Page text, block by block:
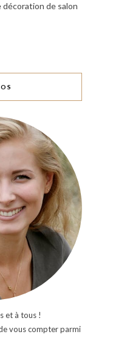
décoration de salon
et à tous !
vous compter parmi